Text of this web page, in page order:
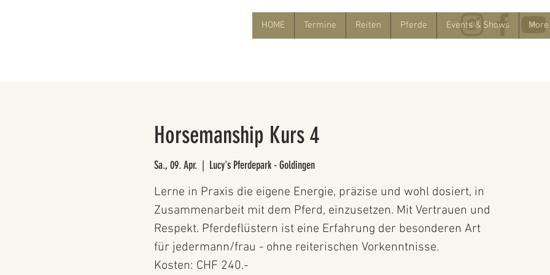
HOME Termine Reiten Pferde Events & Shows
Horsemanship Kurs 4
Sa., 09. Apr.
  |
Lucy's Pferdepark - Goldingen
Lerne in Praxis die eigene Energie, präzise und wohl dosiert, in
Zusammenarbeit mit dem Pferd, einzusetzen. Mit Vertrauen und
Respekt. Pferdeflüstern ist eine Erfahrung der besonderen Art
für jedermann/frau - ohne reiterischen Vorkenntnisse.
Kosten: CHF 240.-